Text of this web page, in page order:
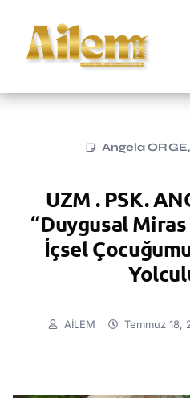
Angela ORGE,
UZM . PSK.
“Duygusal
İçsel
AİLEM Temmuz 18,